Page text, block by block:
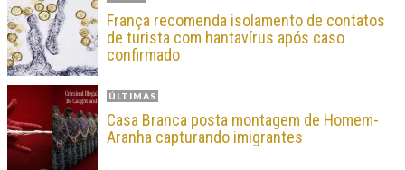
França recomenda isolamento de contatos
de turista com hantavírus após caso
confirmado
ÚLTIMAS
Casa Branca posta montagem de Homem-
Aranha capturando imigrantes